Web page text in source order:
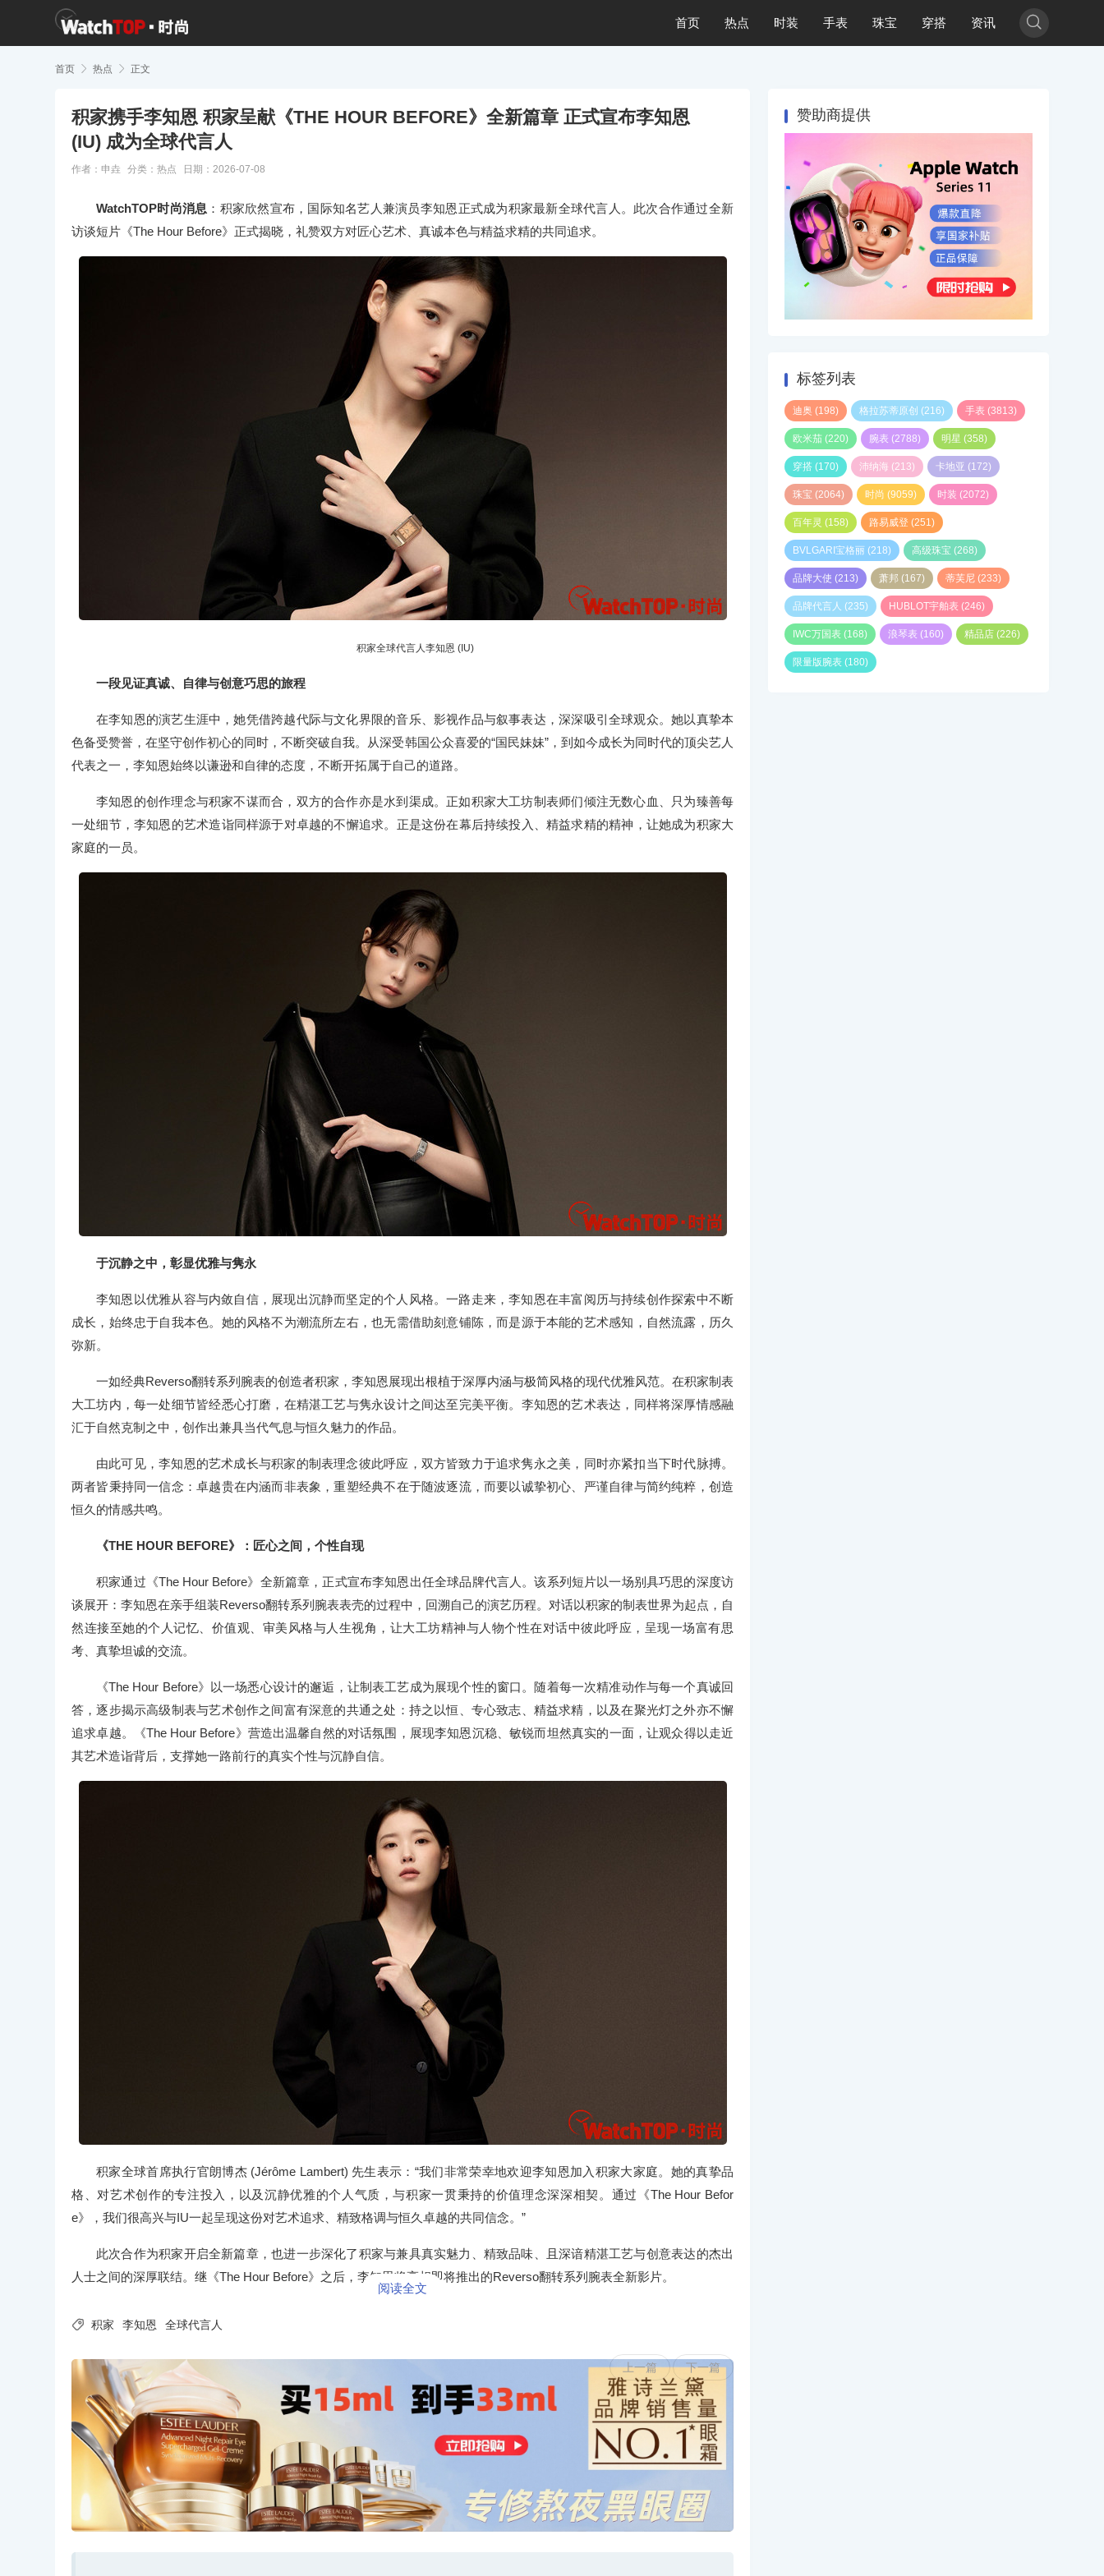
首页 热点 时装 手表 珠宝 穿搭 资讯 
首页  热点  正文
积家携手李知恩 积家呈献《THE HOUR BEFORE》全新篇章 正式宣布李知恩
(IU) 成为全球代言人
作者：申垚 分类： 热点 日期：2026-07-08
WatchTOP时尚消息 ：积家欣然宣布，国际知名艺人兼演员李知恩正式成为积家最新全球代言人。此次合作通过全新
访谈短片《The Hour Before》正式揭晓，礼赞双方对匠心艺术、真诚本色与精益求精的共同追求。
积家全球代言人李知恩 (IU)
一段见证真诚、自律与创意巧思的旅程
在李知恩的演艺生涯中，她凭借跨越代际与文化界限的音乐、影视作品与叙事表达，深深吸引全球观众。她以真挚本
色备受赞誉，在坚守创作初心的同时，不断突破自我。从深受韩国公众喜爱的“国民妹妹”，到如今成长为同时代的顶尖艺人
代表之一，李知恩始终以谦逊和自律的态度，不断开拓属于自己的道路。
李知恩的创作理念与积家不谋而合，双方的合作亦是水到渠成。正如积家大工坊制表师们倾注无数心血、只为臻善每
一处细节，李知恩的艺术造诣同样源于对卓越的不懈追求。正是这份在幕后持续投入、精益求精的精神，让她成为积家大
家庭的一员。
于沉静之中，彰显优雅与隽永
李知恩以优雅从容与内敛自信，展现出沉静而坚定的个人风格。一路走来，李知恩在丰富阅历与持续创作探索中不断
成长，始终忠于自我本色。她的风格不为潮流所左右，也无需借助刻意铺陈，而是源于本能的艺术感知，自然流露，历久
弥新。
一如经典Reverso翻转系列腕表的创造者积家，李知恩展现出根植于深厚内涵与极简风格的现代优雅风范。在积家制表
大工坊内，每一处细节皆经悉心打磨，在精湛工艺与隽永设计之间达至完美平衡。李知恩的艺术表达，同样将深厚情感融
汇于自然克制之中，创作出兼具当代气息与恒久魅力的作品。
由此可见，李知恩的艺术成长与积家的制表理念彼此呼应，双方皆致力于追求隽永之美，同时亦紧扣当下时代脉搏。
两者皆秉持同一信念：卓越贵在内涵而非表象，重塑经典不在于随波逐流，而要以诚挚初心、严谨自律与简约纯粹，创造
恒久的情感共鸣。
《THE HOUR BEFORE》：匠心之间，个性自现
积家通过《The Hour Before》全新篇章，正式宣布李知恩出任全球品牌代言人。该系列短片以一场别具巧思的深度访
谈展开：李知恩在亲手组装Reverso翻转系列腕表表壳的过程中，回溯自己的演艺历程。对话以积家的制表世界为起点，自
然连接至她的个人记忆、价值观、审美风格与人生视角，让大工坊精神与人物个性在对话中彼此呼应，呈现一场富有思
考、真挚坦诚的交流。
《The Hour Before》以一场悉心设计的邂逅，让制表工艺成为展现个性的窗口。随着每一次精准动作与每一个真诚回
答，逐步揭示高级制表与艺术创作之间富有深意的共通之处：持之以恒、专心致志、精益求精，以及在聚光灯之外亦不懈
追求卓越。《The Hour Before》营造出温馨自然的对话氛围，展现李知恩沉稳、敏锐而坦然真实的一面，让观众得以走近
其艺术造诣背后，支撑她一路前行的真实个性与沉静自信。
积家全球首席执行官朗博杰 (Jérôme Lambert) 先生表示：“我们非常荣幸地欢迎李知恩加入积家大家庭。她的真挚品
格、对艺术创作的专注投入，以及沉静优雅的个人气质，与积家一贯秉持的价值理念深深相契。通过《The Hour Befor
e》，我们很高兴与IU一起呈现这份对艺术追求、精致格调与恒久卓越的共同信念。”
此次合作为积家开启全新篇章，也进一步深化了积家与兼具真实魅力、精致品味、且深谙精湛工艺与创意表达的杰出
人士之间的深厚联结。继《The Hour Before》之后，李知恩将亮相即将推出的Reverso翻转系列腕表全新影片。
阅读全文
 积家 李知恩 全球代言人
上一篇 下一篇
赞助商提供
标签列表
迪奥 (198) 格拉苏蒂原创 (216) 手表 (3813)
欧米茄 (220) 腕表 (2788) 明星 (358)
穿搭 (170) 沛纳海 (213) 卡地亚 (172)
珠宝 (2064) 时尚 (9059) 时装 (2072)
百年灵 (158) 路易威登 (251)
BVLGARI宝格丽 (218) 高级珠宝 (268)
品牌大使 (213) 萧邦 (167) 蒂芙尼 (233)
品牌代言人 (235) HUBLOT宇舶表 (246)
IWC万国表 (168) 浪琴表 (160) 精品店 (226)
限量版腕表 (180)